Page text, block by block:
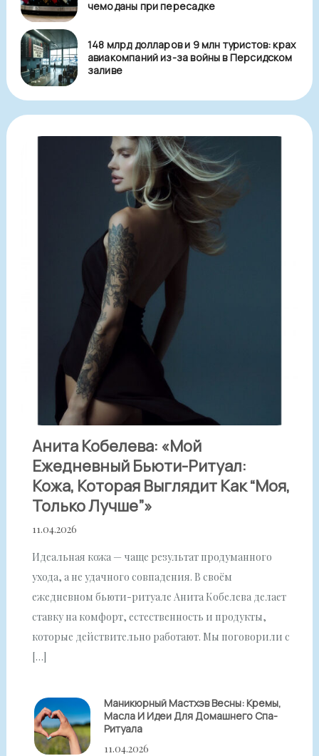
чемоданы при пересадке
148 млрд долларов и 9 млн туристов: крах
авиакомпаний из-за войны в Персидском
заливе
Анита Кобелева: «Мой
Ежедневный Бьюти-Ритуал:
Кожа, Которая Выглядит Как “моя,
Только Лучше”»
11.04.2026
Идеальная кожа — чаще результат продуманного
ухода, а не удачного совпадения. В своём
ежедневном бьюти-ритуале Анита Кобелева делает
ставку на комфорт, естественность и продукты,
которые действительно работают. Мы поговорили с
[…]
Маникюрный Мастхэв Весны: Кремы,
Масла И Идеи Для Домашнего Спа-
Ритуала
11.04.2026